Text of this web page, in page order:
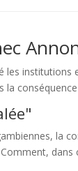
les
la